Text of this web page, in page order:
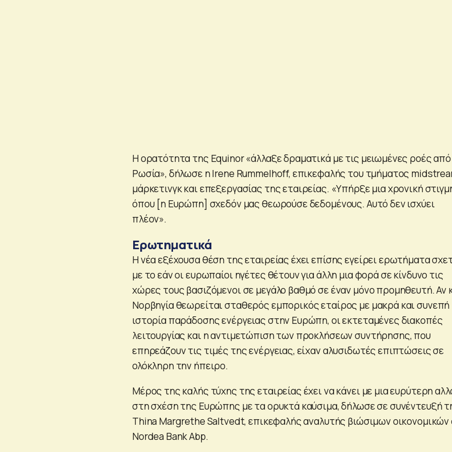
Η ορατότητα της Equinor «άλλαξε δραματικά με τις μειωμένες ροές
Ρωσία», δήλωσε η Irene Rummelhoff, επικεφαλής του τμήματος
μάρκετινγκ και επεξεργασίας της εταιρείας. «Υπήρξε μια χρονική
όπου [η Ευρώπη] σχεδόν μας θεωρούσε δεδομένους. Αυτό δεν ισχύει
πλέον».
Ερωτηματικά
Η νέα εξέχουσα θέση της εταιρείας έχει επίσης εγείρει ερωτήματα
με το εάν οι ευρωπαίοι ηγέτες θέτουν για άλλη μια φορά σε κίνδυνο τις
χώρες τους βασιζόμενοι σε μεγάλο βαθμό σε έναν μόνο προμηθευτή. Αν
Νορβηγία θεωρείται σταθερός εμπορικός εταίρος με μακρά και συνεπή
ιστορία παράδοσης ενέργειας στην Ευρώπη, οι εκτεταμένες διακοπές
λειτουργίας και η αντιμετώπιση των προκλήσεων συντήρησης, που
επηρεάζουν τις τιμές της ενέργειας, είχαν αλυσιδωτές επιπτώσεις σε
ολόκληρη την ήπειρο.
Μέρος της καλής τύχης της εταιρείας έχει να κάνει με μια ευρύτερη
στη σχέση της Ευρώπης με τα ορυκτά καύσιμα, δήλωσε σε συνέντευξή
Thina Margrethe Saltvedt, επικεφαλής αναλυτής βιώσιμων οικονομικών
Nordea Bank Abp.